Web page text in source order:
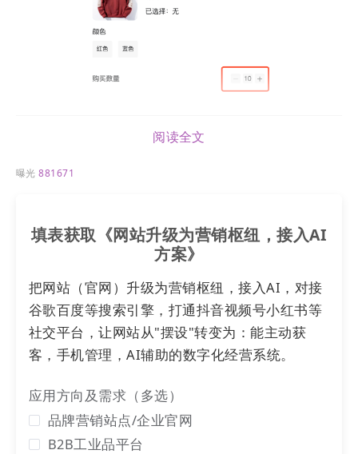
阅读全文
曝光881671
填表获取《网站升级为营销枢纽，接入AI
方案》
把网站（官网）升级为营销枢纽，接入AI，对接
谷歌百度等搜索引擎，打通抖音视频号小红书等
社交平台，让网站从"摆设"转变为：能主动获
客，手机管理，AI辅助的数字化经营系统。
应用方向及需求（多选）
品牌营销站点/企业官网
B2B工业品平台